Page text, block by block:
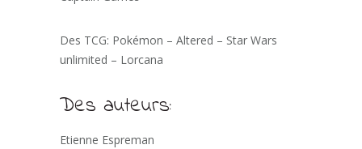
Des TCG: Pokémon – Altered – Star Wars
unlimited – Lorcana
Des auteurs:
Etienne Espreman